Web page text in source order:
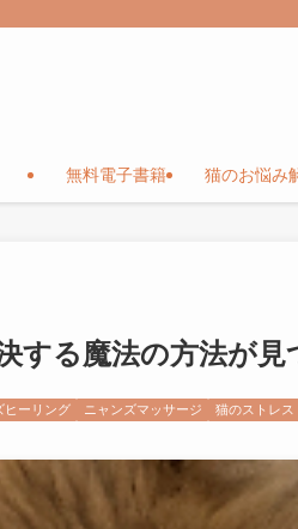
無料電子書籍 猫のお悩み
する魔法の方法が
ヒーリング ニャンズマッサージ 猫のストレス